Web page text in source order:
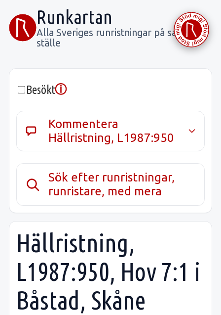
Runkartan
Alla Sveriges runristningar på samma
ställe
Besöktⓘ
Kommentera
Hällristning, L1987:950
Sök efter runristningar,
runristare, med mera
Hällristning,
L1987:950, Hov 7:1 i
Båstad, Skåne